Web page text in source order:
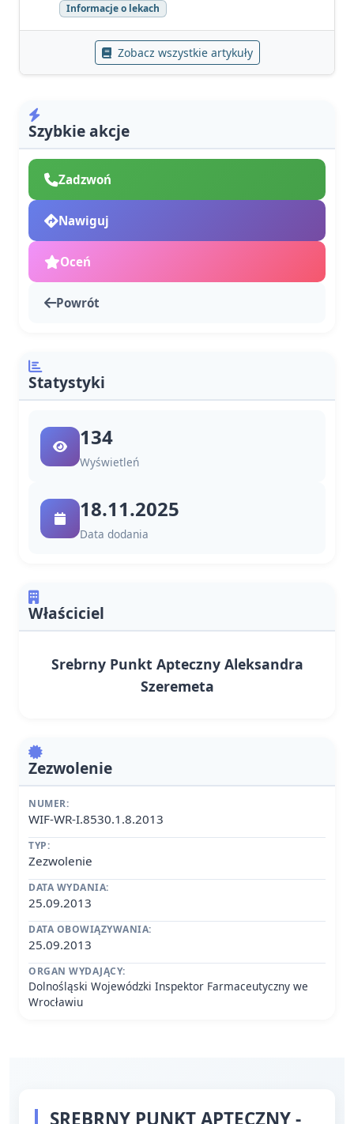
Informacje o lekach
Zobacz wszystkie artykuły
Szybkie akcje
Zadzwoń
Nawiguj
Oceń
Powrót
Statystyki
134
Wyświetleń
18.11.2025
Data dodania
Właściciel
Srebrny Punkt Apteczny Aleksandra
Szeremeta
Zezwolenie
NUMER:
WIF-WR-I.8530.1.8.2013
TYP:
Zezwolenie
DATA WYDANIA:
25.09.2013
DATA OBOWIĄZYWANIA:
25.09.2013
ORGAN WYDAJĄCY:
Dolnośląski Wojewódzki Inspektor Farmaceutyczny we
Wrocławiu
SREBRNY PUNKT APTECZNY -